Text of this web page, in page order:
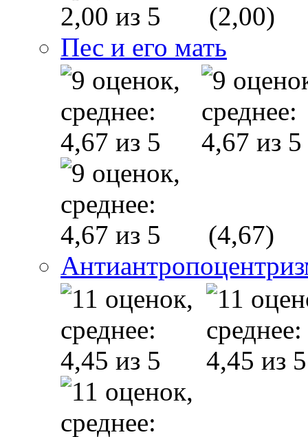
(2,00)
Пес и его мать
(4,67)